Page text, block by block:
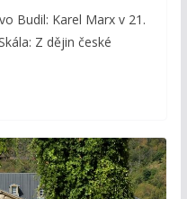
Budil: Karel Marx v 21.
Z dějin české